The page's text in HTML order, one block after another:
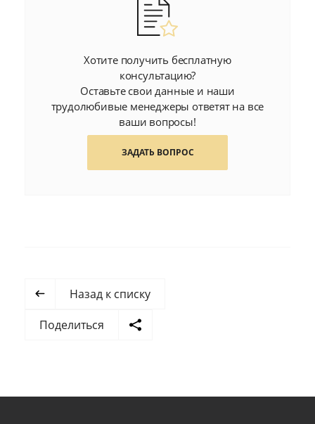
Хотите получить бесплатную
консультацию?
Оставьте свои данные и наши
трудолюбивые менеджеры ответят на все
ваши вопросы!
ЗАДАТЬ ВОПРОС
Назад к списку
Поделиться